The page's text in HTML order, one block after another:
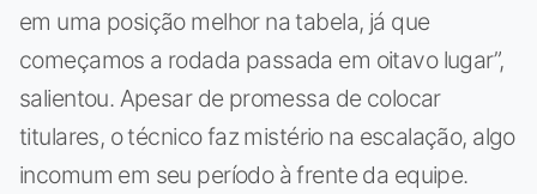
em uma posição melhor na tabela, já que
começamos a rodada passada em oitavo lugar”,
salientou. Apesar de promessa de colocar
titulares, o técnico faz mistério na escalação, algo
incomum em seu período à frente da equipe.